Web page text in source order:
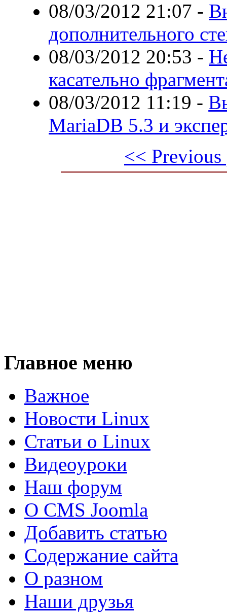
08/03/2012 21:07 -
дополнительного
08/03/2012 20:53 -
касательно
08/03/2012 11:19 -
MariaDB 5.3 и
<< Previous
Главное меню
Важное
Новости Linux
Статьи о Linux
Видеоуроки
Наш форум
О CMS Joomla
Добавить статью
Содержание сайта
О разном
Наши друзья